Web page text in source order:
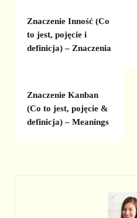
Znaczenie Inność (Co
to jest, pojęcie i
definicja) – Znaczenia
Znaczenie Kanban
(Co to jest, pojęcie &
definicja) – Meanings